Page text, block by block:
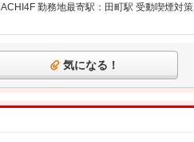
勤務地最寄駅：田町駅 受動喫煙対
気になる！